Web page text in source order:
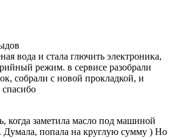
вода и стала глючить электроника,
режим. в сервисе разобрали
собрали с новой прокладкой, и
когда заметила масло под машиной
Думала, попала на круглую сумму ) Но